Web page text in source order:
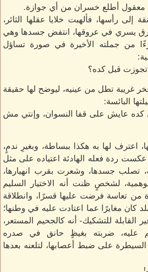
معقول أطلع خسران من أي جوازة.
إلى رأسها، فألهبت خلايا عقلها الثائر،
يسري في عروقها، انتفض جسدها وهي
من جملته الأخيرة في صورة تساؤل
قبل كده؟
غريبة تطل من عينيه، ليوضح لها حقيقة
البائسة:
كده عايش على قفا النسوان، وإنتي مش
اعترف لها به هكذا ببساطة، وبغيرِ ندمٍ،
عكست ردة فعله الهادئة اعتياده على مثل
تصلب جسدها، وشعرت بقرب انهيارها،
لشخصٍ ظنت أنه الاختيار السليم
من تعاسة فرضت عليها قسرًا، وانطلاقة
كان مغايرًا عما اعتادت عليه في وطنها؛
القابلة للتشكيك- أنه كالجحيم المستعر،
عليه، ضربته بغيظٍ حانق في صدره
على ضبط أعصابها، لتلعنه بعدها